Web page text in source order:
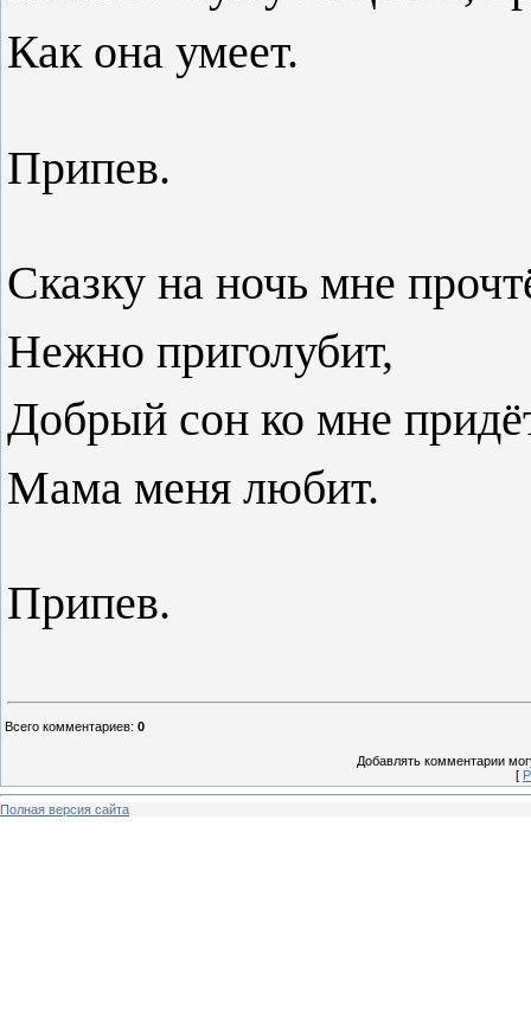
Как она умеет.
Припев.
Сказку на ночь мне
Нежно приголубит,
Добрый сон ко мне
Мама меня любит.
Припев.
Всего комментариев: 0
Добавлять комментарии
[
Полная версия сайта